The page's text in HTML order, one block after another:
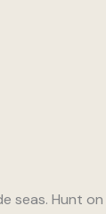
seas. Hunt on